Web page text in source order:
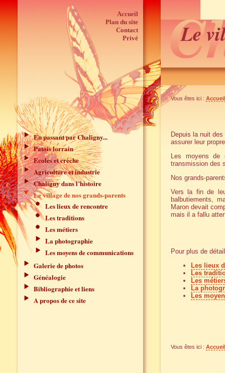
Le
Vous êtes ici : Accueil
Depuis la nuit
assurer leur
Les moyens de
transmission des
Nos grands-
Vers la fin de
balbutiements,
Maron devait
mais il a fallu
Pour plus de
Les lieux
Les
Les
La
Les
Vous êtes ici : Accueil
Accueil
Plan du site
Contact
Privé
En passant par Chaligny...
Patois lorrain
Ecoles et crèche
Agriculture et industrie
Chaligny dans l’histoire
Le village de nos grands-parents
Les lieux de rencontre
Les traditions
Les métiers
La photographie
Les moyens de communications
Galerie de photos
Généalogie
Bibliographie et liens
A propos de ce site